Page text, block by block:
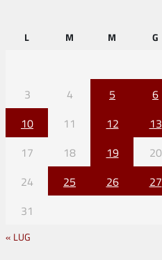
L M M G
3
4 5 6
10
11 12 13
17
18 19 20
24
25 26 27
31
« LUG